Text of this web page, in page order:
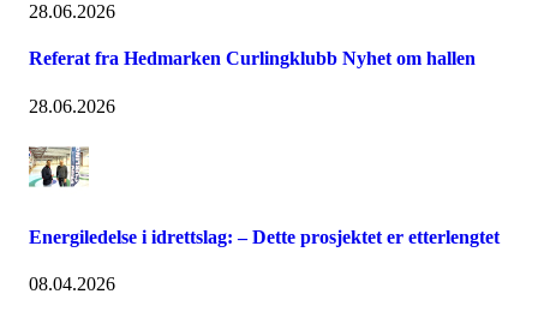
28.06.2026
Referat fra Hedmarken Curlingklubb Nyhet om hallen
28.06.2026
Energiledelse i idrettslag: – Dette prosjektet er etterlengtet
08.04.2026